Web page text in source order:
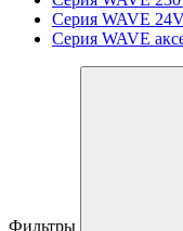
Серия WAVE
Серия WAVE
Фильтры